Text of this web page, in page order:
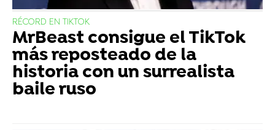
RÉCORD EN TIKTOK
MrBeast consigue el TikTok
más reposteado de la
historia con un surrealista
baile ruso